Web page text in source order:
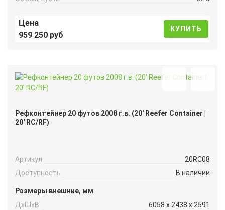
Цена
959 250 руб
КУПИТЬ
Рефконтейнер 20 футов 2008 г.в. (20′ Reefer Container |
20′ RC/RF)
Артикул
20RC08
Доступность
В наличии
Размеры внешние, мм
ДxШxВ
6058 x 2438 x 2591